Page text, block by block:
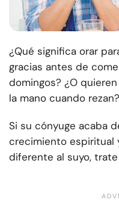
¿Qué significa orar
gracias antes de
domingos? ¿O
la mano cuando rezan?
Si su cónyuge acaba
crecimiento espiritual
diferente al suyo,